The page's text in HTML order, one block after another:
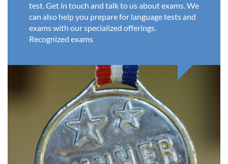
test. Get in touch and talk to us about exams. We
can also help you prepare for language tests and
exams with our specialized offerings.
Recognized exams